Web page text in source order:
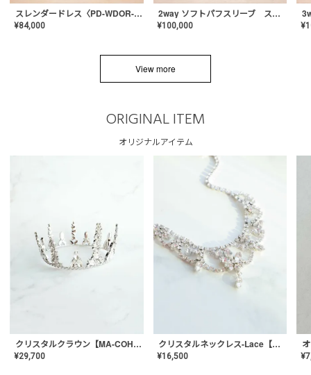
スレンダードレス〈PD-WDOR-2110〉
¥84,000
2way ソフトパフスリーブ スレンダードレス〈PD-WDOR-2112〉
¥100,000 ¥
View more
ORIGINAL ITEM
オリジナルアイテム
クリスタルクラウン【MA-COHD-01】韓国風クラウン/ウェディングクラウン/ティアラ
¥29,700
クリスタルネックレス-Lace【MA-CONL-02】
¥16,500 ¥